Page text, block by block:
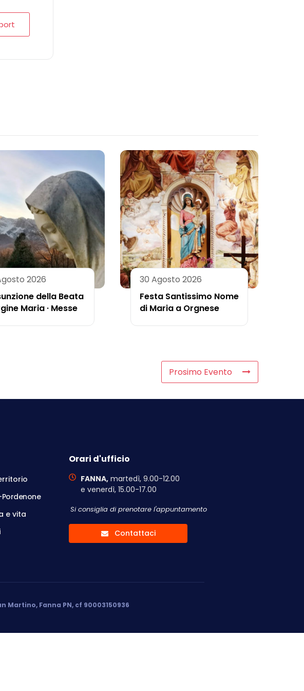
2026
della Beata
Maria · Messe
30 Agosto 2026
Festa Santissimo Nome
di Maria a Orgnese
Prosimo Evento
e vita
Orari d'ufficio
FANNA,martedì, 9.00-12.00
e venerdì, 15.00-17.00
Si consiglia di prenotare l'appuntamento
Contattaci
Martino, Fanna PN, cf 90003150936